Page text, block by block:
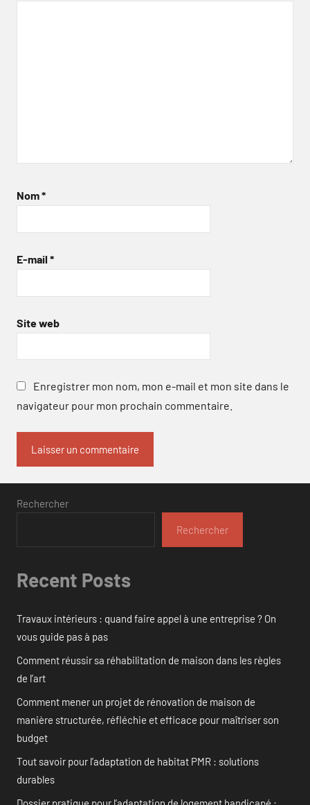
Nom*
E-mail *
Site web
Enregistrer mon nom, mon e-mail et mon site dans le
navigateur pour mon prochain commentaire.
Rechercher
Rechercher
Recent Posts
Travaux intérieurs : quand faire appel à une entreprise ? On
vous guide pas à pas
Comment réussir sa réhabilitation de maison dans les règles
de l’art
Comment mener un projet de rénovation de maison de
manière structurée, réfléchie et efficace pour maîtriser son
budget
Tout savoir pour l’adaptation de habitat PMR : solutions
durables